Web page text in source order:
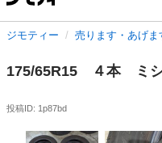
ジモティー 売ります・あげま
175/65R15 ４本 ミ
投稿ID: 1p87bd